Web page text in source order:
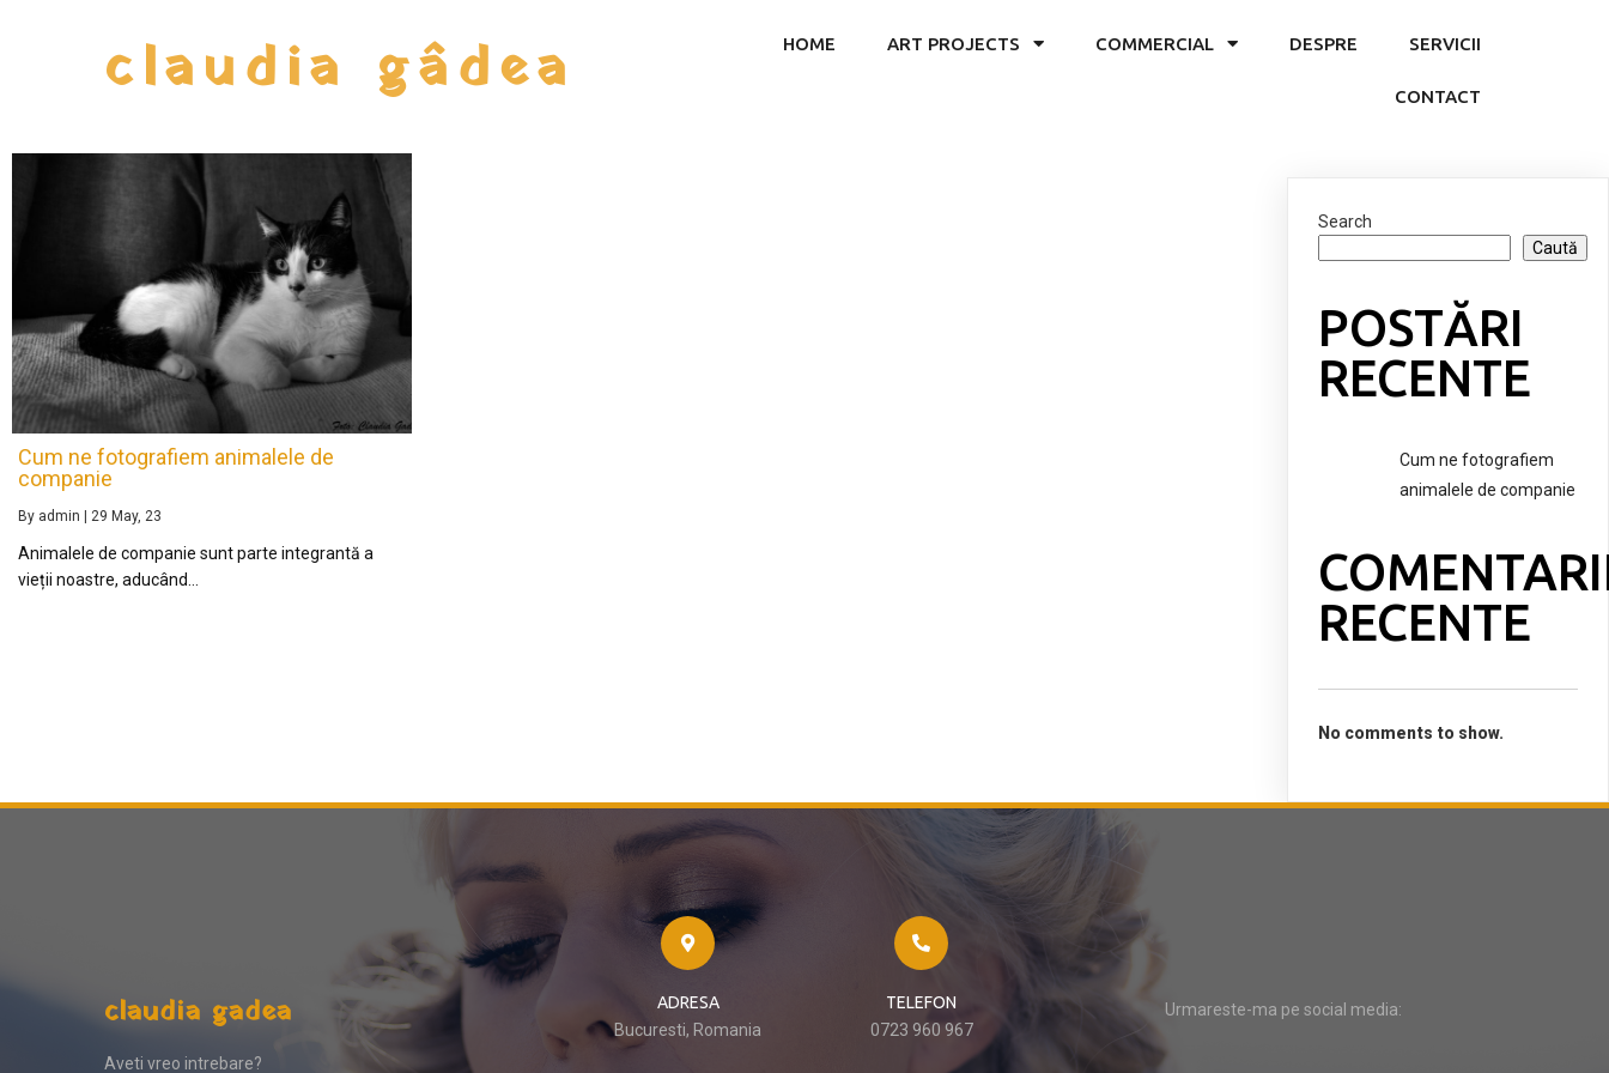
claudia gâdea HOME ART PROJECTS COMMERCIAL DESPRE SERVICII
CONTACT
Cum ne fotografiem animalele de
companie
By admin | 29 May, 23
Animalele de companie sunt parte integrantă a
vieții noastre, aducând…
Search
Caută
POSTĂRI
RECENTE
Cum ne fotografiem
animalele de companie
RECENTE
No comments to show.
claudia gadea
Aveti vreo intrebare?
ADRESA
Bucuresti, Romania
TELEFON
0723 960 967
Urmareste-ma pe social media: